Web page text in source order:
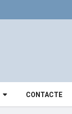
CONTACTE